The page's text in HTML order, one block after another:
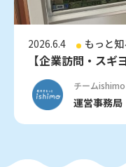
2026.6.4 もっと知
【企業訪問・ス
チームishimo
運営事務局